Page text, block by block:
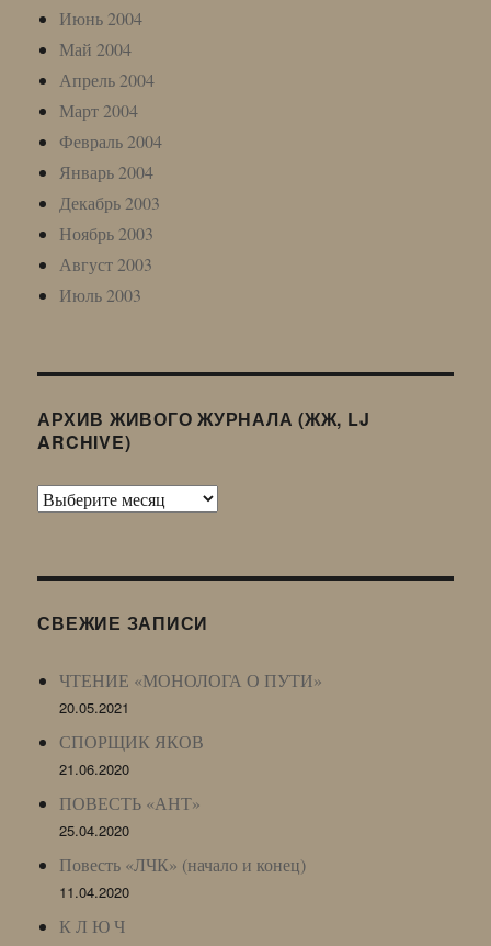
Июнь 2004
Май 2004
Апрель 2004
Март 2004
Февраль 2004
Январь 2004
Декабрь 2003
Ноябрь 2003
Август 2003
Июль 2003
АРХИВ ЖИВОГО ЖУРНАЛА (ЖЖ, LJ
ARCHIVE)
Архив
LJ
СВЕЖИЕ ЗАПИСИ
ЧТЕНИЕ «МОНОЛОГА О ПУТИ»
20.05.2021
СПОРЩИК ЯКОВ
21.06.2020
ПОВЕСТЬ «АНТ»
25.04.2020
Повесть «ЛЧК» (начало и конец)
11.04.2020
К Л Ю Ч